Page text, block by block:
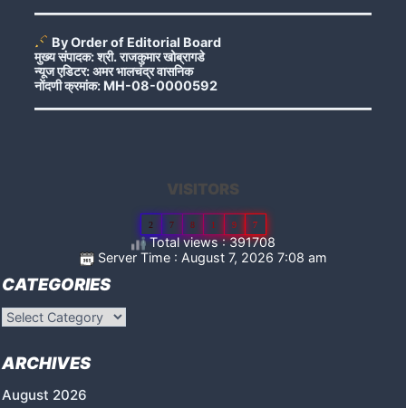
By Order of Editorial Board
मुख्य संपादक: श्री. राजकुमार खोब्रागडे
न्यूज एडिटर: अमर भालचंद्र वासनिक
नोंदणी क्रमांक: MH-08-0000592
VISITORS
2 7 8 1 9 7
Total views : 391708
Server Time : August 7, 2026 7:08 am
CATEGORIES
Categories
ARCHIVES
August 2026